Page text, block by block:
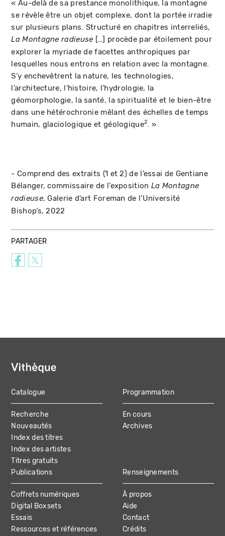
« Au-delà de sa prestance monolithique, la montagne
se révèle être un objet complexe, dont la portée irradie
sur plusieurs plans. Structuré en chapitres interreliés,
La Montagne radieuse […] procède par étoilement pour
explorer la myriade de facettes anthropiques par
lesquelles nous entrons en relation avec la montagne.
S’y enchevêtrent la nature, les technologies,
l’architecture, l’histoire, l’hydrologie, la
géomorphologie, la santé, la spiritualité et le bien-être
dans une hétérochronie mêlant des échelles de temps
humain, glaciologique et géologique2. »
- Comprend des extraits (1 et 2) de l’essai de Gentiane
Bélanger, commissaire de l’exposition La Montagne
radieuse, Galerie d’art Foreman de l’Université
Bishop’s, 2022
PARTAGER
MAIN
NAVIGATION
Catalogue
Recherche
Nouveautés
Index des titres
Index des artistes
Titres gratuits
Programmation
En cours
Archives
Publications
Coffrets numériques
Digital Boxsets
Essais
Ressources et références
Renseignements
À propos
Aide
Contact
Crédits